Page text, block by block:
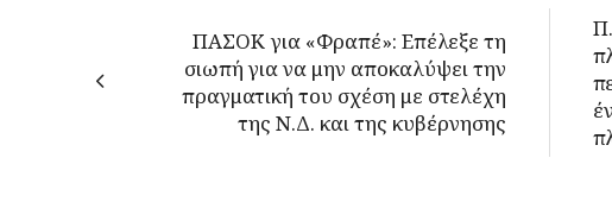
ΠΑΣΟΚ για «Φραπέ»: Επέλεξε τη
σιωπή για να μην αποκαλύψει την
πραγματική του σχέση με στελέχη
της Ν.Δ. και της κυβέρνησης